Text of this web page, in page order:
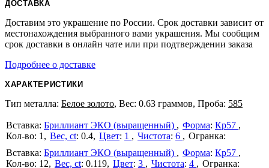
ДОСТАВКА
Доставим это украшение по России. Срок доставки зависит от
местонахождения выбранного вами украшения. Мы сообщим
срок доставки в онлайн чате или при подтверждении заказа
Подробнее о доставке
ХАРАКТЕРИСТИКИ
Тип металла: Белое золото, Вес: 0.63 граммов, Проба: 585
Бриллиант ЭКО (выращенный) Форма: Кр57
1
Вес, ct: 0.4 Цвет: 1 Чистота: 6
Бриллиант ЭКО (выращенный)
Форма: Кр57
12
Вес, ct: 0.119 Цвет: 3 Чистота: 4